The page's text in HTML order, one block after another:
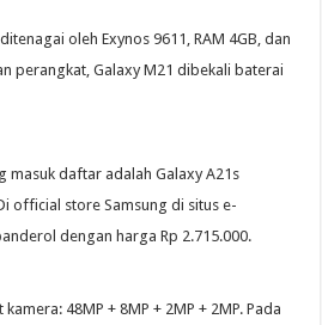
oleh Exynos 9611, RAM 4GB, dan
perangkat, Galaxy M21 dibekali baterai
masuk daftar adalah Galaxy A21s
official store Samsung di situs e-
dengan harga Rp 2.715.000.
48MP + 8MP + 2MP + 2MP. Pada